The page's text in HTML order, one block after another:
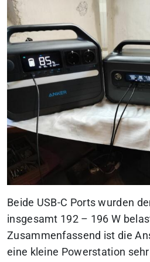
Beide USB-C Ports wurden
insgesamt 192 – 196 W
Zusammenfassend ist die
eine kleine Powerstation